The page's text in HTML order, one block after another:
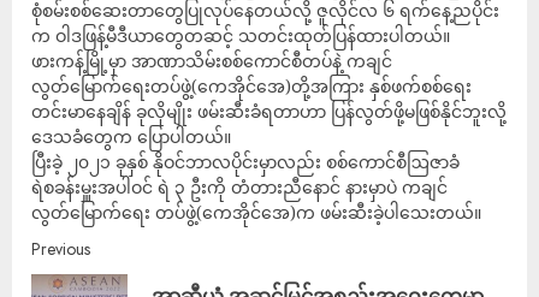
စုံစမ်းစစ်ဆေးတာတွေပြုလုပ်နေတယ်လို့ ဇူလိုင်လ ၆ ရက်နေ့ညပိုင်း
က ဝါဒဖြန့်မီဒီယာတွေတဆင့် သတင်းထုတ်ပြန်ထားပါတယ်။
ဖားကန့်မြို့မှာ အာဏာသိမ်းစစ်ကောင်စီတပ်နဲ့ ကချင်
လွတ်မြောက်ရေးတပ်ဖွဲ့(ကေအိုင်အေ)တို့အကြား နှစ်ဖက်စစ်ရေး
တင်းမာနေချိန် ခုလိုမျိုး ဖမ်းဆီးခံရတာဟာ ပြန်လွတ်ဖို့မဖြစ်နိုင်ဘူးလို့
ဒေသခံတွေက ပြောပါတယ်။
ပြီးခဲ့ ၂၀၂၁ ခုနှစ် နိုဝင်ဘာလပိုင်းမှာလည်း စစ်ကောင်စီဩဇာခံ
ရဲစခန်းမှူးအပါဝင် ရဲ ၃ ဦးကို တံတားညီနောင် နားမှာပဲ ကချင်
လွတ်မြောက်ရေး တပ်ဖွဲ့(ကေအိုင်အေ)က ဖမ်းဆီးခဲ့ပါသေးတယ်။
Previous